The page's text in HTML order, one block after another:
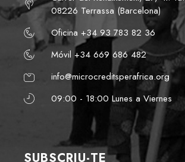
08226 Terrassa (Barcelona)
Oficina +34 93 783 82 36
Móvil +34 669 686 482
info@microcreditsperafrica.org
09:00 - 18:00 Lunes a Viernes
SUBSCRIU-TE